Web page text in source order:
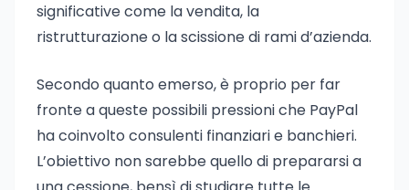
significative come la vendita, la
ristrutturazione o la scissione di rami d’azienda.
Secondo quanto emerso, è proprio per far
fronte a queste possibili pressioni che PayPal
ha coinvolto consulenti finanziari e banchieri.
L’obiettivo non sarebbe quello di prepararsi a